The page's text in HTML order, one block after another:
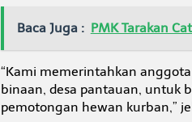
Baca Juga : PMK Tarakan
“Kami memerintahkan
binaan, desa pantauan, untuk
pemotongan hewan kurban,”